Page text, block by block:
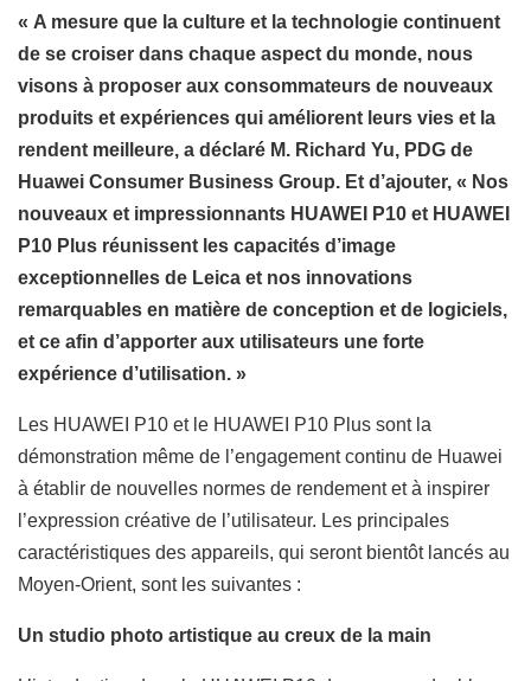
« A mesure que la culture et la technologie continuent
de se croiser dans chaque aspect du monde, nous
visons à proposer aux consommateurs de nouveaux
produits et expériences qui améliorent leurs vies et la
rendent meilleure, a déclaré M. Richard Yu, PDG de
Huawei Consumer Business Group. Et d’ajouter, « Nos
nouveaux et impressionnants HUAWEI P10 et HUAWEI
P10 Plus réunissent les capacités d’image
exceptionnelles de Leica et nos innovations
remarquables en matière de conception et de logiciels,
et ce afin d’apporter aux utilisateurs une forte
expérience d’utilisation. »
Les HUAWEI P10 et le HUAWEI P10 Plus sont la
démonstration même de l’engagement continu de Huawei
à établir de nouvelles normes de rendement et à inspirer
l’expression créative de l’utilisateur. Les principales
caractéristiques des appareils, qui seront bientôt lancés au
Moyen-Orient, sont les suivantes :
Un studio photo artistique au creux de la main